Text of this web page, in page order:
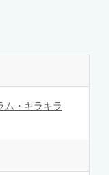
ム・キラキラ